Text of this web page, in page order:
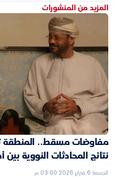
المزيد من المنشورات
مفاوضات مسقط.. المنطقة
نتائج المحادثات النووية بين
الجمعة 6 فبراير 2026 03:00 م